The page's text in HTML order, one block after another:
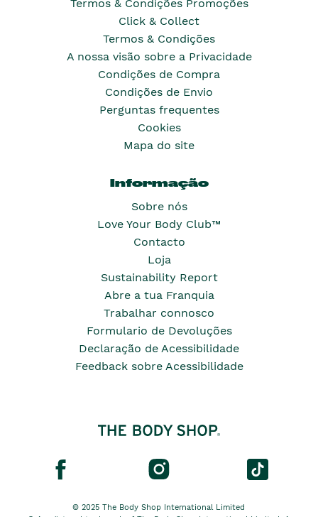
Termos & Condições Promoções
Click & Collect
Termos & Condições
A nossa visão sobre a Privacidade
Condições de Compra
Condições de Envio
Perguntas frequentes
Cookies
Mapa do site
Informação
Sobre nós
Love Your Body Club™
Contacto
Loja
Sustainability Report
Abre a tua Franquia
Trabalhar connosco
Formulario de Devoluções
Declaração de Acessibilidade
Feedback sobre Acessibilidade
© 2025 The Body Shop International Limited